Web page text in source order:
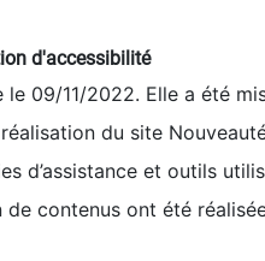
d'accessibilité
09/11/2022. Elle a été
du site
d’assistance et outils
contenus ont été